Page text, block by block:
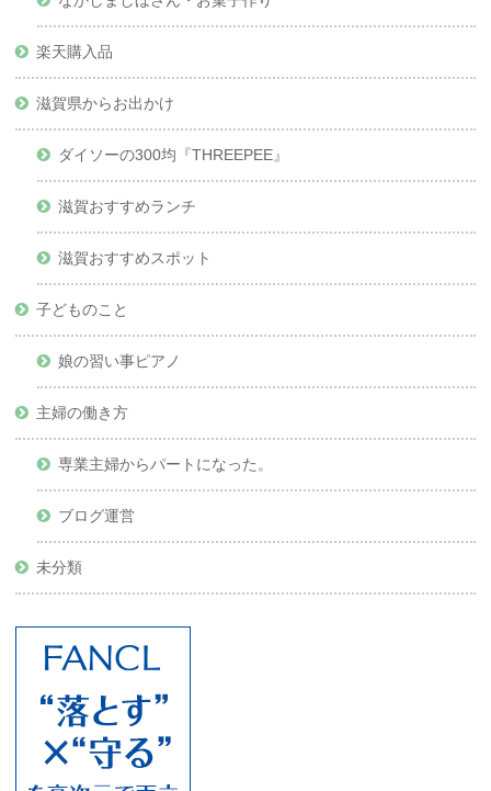
楽天購入品
滋賀県からお出かけ
ダイソーの300均『THREEPEE』
滋賀おすすめランチ
滋賀おすすめスポット
子どものこと
娘の習い事ピアノ
主婦の働き方
専業主婦からパートになった。
ブログ運営
未分類